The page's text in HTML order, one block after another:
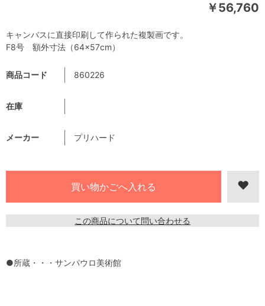
￥56,760
商品コード 860226
在庫
メーカー プリハード
この商品について問い合わせる
キャンバスに直接印刷して作られた複製画です。
F8号 額外寸法（64×57cm）
●所蔵・・・サンパウロ美術館